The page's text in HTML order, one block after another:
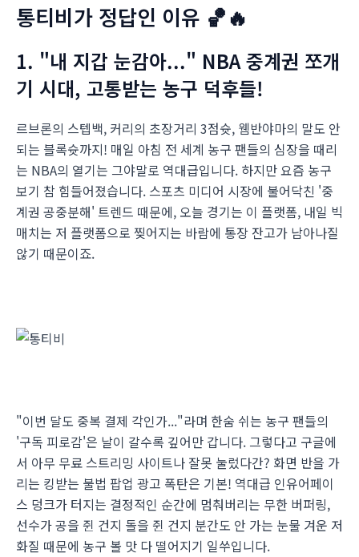
통티비가 정답인 이유 🏀🔥
1. "내 지갑 눈감아..." NBA 중계권 쪼개
기 시대, 고통받는 농구 덕후들!
르브론의 스텝백, 커리의 초장거리 3점슛, 웸반야마의 말도 안
되는 블록슛까지! 매일 아침 전 세계 농구 팬들의 심장을 때리
는 NBA의 열기는 그야말로 역대급입니다. 하지만 요즘 농구
보기 참 힘들어졌습니다. 스포츠 미디어 시장에 불어닥친 '중
계권 공중분해' 트렌드 때문에, 오늘 경기는 이 플랫폼, 내일 빅
매치는 저 플랫폼으로 찢어지는 바람에 통장 잔고가 남아나질
않기 때문이죠.
"이번 달도 중복 결제 각인가..."라며 한숨 쉬는 농구 팬들의
'구독 피로감'은 날이 갈수록 깊어만 갑니다. 그렇다고 구글에
서 아무 무료 스트리밍 사이트나 잘못 눌렀다간? 화면 반을 가
리는 킹받는 불법 팝업 광고 폭탄은 기본! 역대급 인유어페이
스 덩크가 터지는 결정적인 순간에 멈춰버리는 무한 버퍼링,
선수가 공을 쥔 건지 돌을 쥔 건지 분간도 안 가는 눈물 겨운 저
화질 때문에 농구 볼 맛 다 떨어지기 일쑤입니다.